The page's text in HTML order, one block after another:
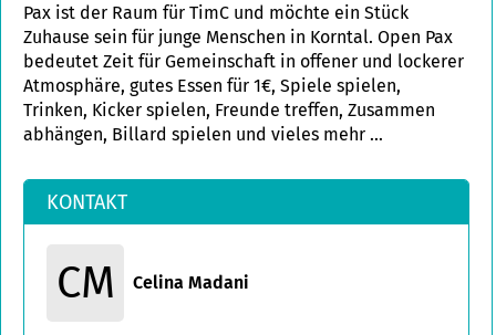
Pax ist der Raum für TimC und möchte ein Stück
Zuhause sein für junge Menschen in Korntal. Open Pax
bedeutet Zeit für Gemeinschaft in offener und lockerer
Atmosphäre, gutes Essen für 1€, Spiele spielen,
Trinken, Kicker spielen, Freunde treffen, Zusammen
abhängen, Billard spielen und vieles mehr ...
KONTAKT
CM Celina Madani